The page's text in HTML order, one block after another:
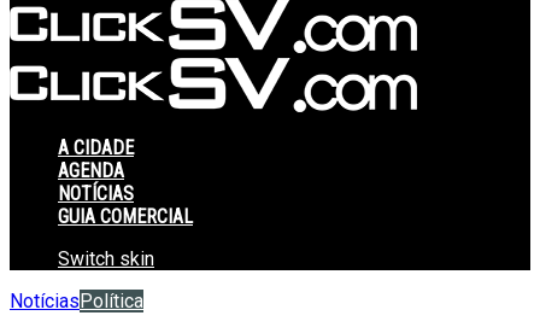
A CIDADE
AGENDA
NOTÍCIAS
GUIA COMERCIAL
Switch skin
Notícias Política